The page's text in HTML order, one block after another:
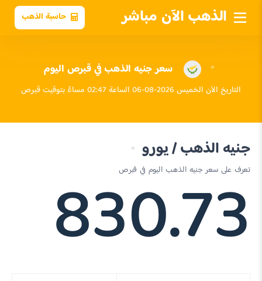
الذهب الآن مباشر حاسبة الذهب
سعر جنيه الذهب في قبرص اليوم
التاريخ الآن الخميس 2026-08-06 الساعة 02:47 مساءً بتوقيت قبرص
جنيه الذهب / يورو
تعرف على سعر جنيه الذهب اليوم في قبرص
830.73